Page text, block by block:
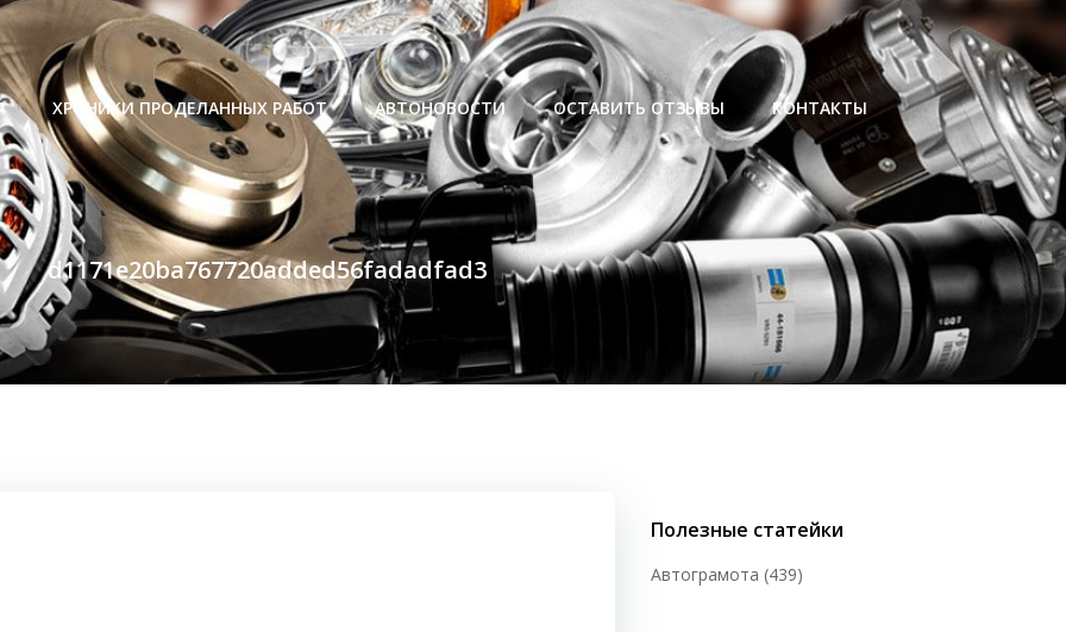
ХРОНИКИ ПРОДЕЛАННЫХ РАБОТ АВТОНОВОСТИ ОСТАВИТЬ ОТЗЫВЫ КОНТАКТЫ
d1171e20ba767720added56fadadfad3
Полезные статейки
Автограмота (439)